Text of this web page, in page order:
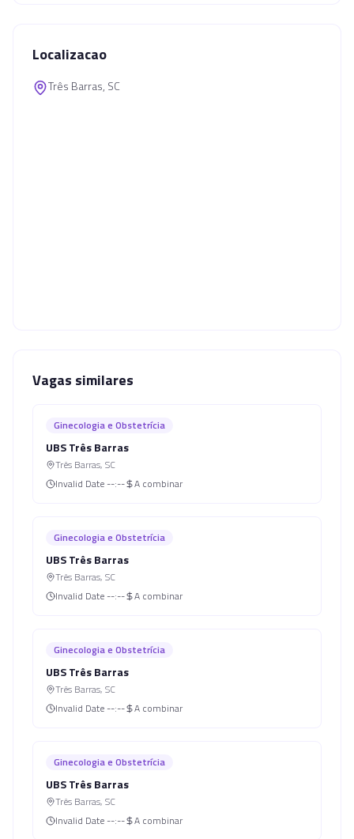
Localizacao
Três Barras, SC
Vagas similares
Ginecologia e Obstetrícia
UBS Três Barras
Três Barras, SC
Invalid Date --:-- A combinar
Ginecologia e Obstetrícia
UBS Três Barras
Três Barras, SC
Invalid Date --:-- A combinar
Ginecologia e Obstetrícia
UBS Três Barras
Três Barras, SC
Invalid Date --:-- A combinar
Ginecologia e Obstetrícia
UBS Três Barras
Três Barras, SC
Invalid Date --:-- A combinar